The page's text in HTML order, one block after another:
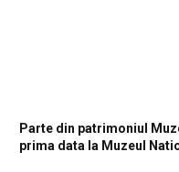
Parte din patrimoniul
prima data la Muzeul